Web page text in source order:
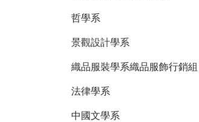
哲學系
景觀設計學系
織品服裝學系織品服飾行銷
法律學系
中國文學系